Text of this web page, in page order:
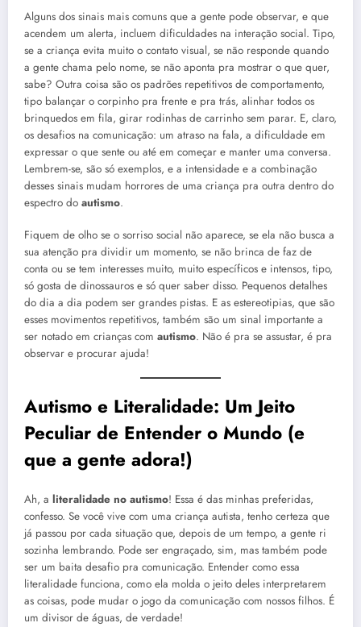
Alguns dos sinais mais comuns que a gente pode observar, e que
acendem um alerta, incluem dificuldades na interação social. Tipo,
se a criança evita muito o contato visual, se não responde quando
a gente chama pelo nome, se não aponta pra mostrar o que quer,
sabe? Outra coisa são os padrões repetitivos de comportamento,
tipo balançar o corpinho pra frente e pra trás, alinhar todos os
brinquedos em fila, girar rodinhas de carrinho sem parar. E, claro,
os desafios na comunicação: um atraso na fala, a dificuldade em
expressar o que sente ou até em começar e manter uma conversa.
Lembrem-se, são só exemplos, e a intensidade e a combinação
desses sinais mudam horrores de uma criança pra outra dentro do
espectro do autismo.
Fiquem de olho se o sorriso social não aparece, se ela não busca a
sua atenção pra dividir um momento, se não brinca de faz de
conta ou se tem interesses muito, muito específicos e intensos, tipo,
só gosta de dinossauros e só quer saber disso. Pequenos detalhes
do dia a dia podem ser grandes pistas. E as estereotipias, que são
esses movimentos repetitivos, também são um sinal importante a
ser notado em crianças com autismo. Não é pra se assustar, é pra
observar e procurar ajuda!
Autismo e Literalidade: Um Jeito
Peculiar de Entender o Mundo (e
que a gente adora!)
Ah, a literalidade no autismo! Essa é das minhas preferidas,
confesso. Se você vive com uma criança autista, tenho certeza que
já passou por cada situação que, depois de um tempo, a gente ri
sozinha lembrando. Pode ser engraçado, sim, mas também pode
ser um baita desafio pra comunicação. Entender como essa
literalidade funciona, como ela molda o jeito deles interpretarem
as coisas, pode mudar o jogo da comunicação com nossos filhos. É
um divisor de águas, de verdade!